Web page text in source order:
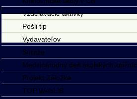
Vzdelávacie aktivity
Pošli tip
Vydavateľov
Súťaže
Medzinárodný deň školských knižníc
Projekt Záložka
TOP WebLIB